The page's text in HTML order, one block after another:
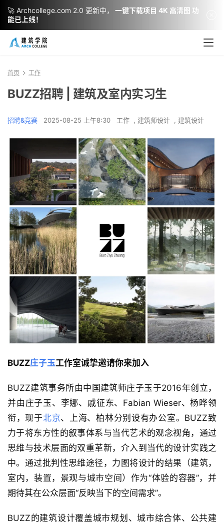
首页 工作
BUZZ招聘 | 建筑及室内实习生
招聘&竞赛 2025-08-25 上午8:30 工作 , 建筑师设计 , 建筑设计
BUZZ庄子玉工作室诚挚邀请你来加入
BUZZ建筑事务所由中国建筑师庄子玉于2016年创立，
并由庄子玉、李娜、戚征东、Fabian Wieser、杨晔领
衔，现于北京、上海、柏林分别设有办公室。BUZZ致
力于将东方性的叙事体系与当代艺术的观念视角，通过
思维与技术层面的双重革新，介入到当代的设计实践之
中。通过批判性思维途径，力图将设计的结果（建筑，
室内，装置，景观与城市空间）作为“体验的容器”，并
期待其在公众层面“反映当下的空间需求”。
BUZZ的建筑设计覆盖城市规划、城市综合体、公共建
🚀 Archcollege.com 2.0 更新中，
一键下载项目 4K 高清图 功
能已上线！